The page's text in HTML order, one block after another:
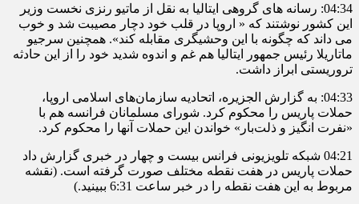
04:34: رسانه های گروهی ایتالیا به نقل از ماتیو رنزی نخست وزیر
این کشور نوشتند که « اروپا در قلب خود دچار مصیبت شد و خوب
می داند که چگونه با این وحشیگری مقابله کند». همچنین سرجیو
ماتاریلا رئیس جمهور ایتالیا هم غم و اندوه شدید خود را از این حادثه
تروریستی ابراز داشت.
04:33: به گزارش الجزیره، اتحادیه سازمان‌های اسلامی اروپا،
حملات پاریس را محکوم کرد. شورای مسلمانان فرانسه هم با
«نفرت انگیز و ذلت‌بار» خواندن این حملات آنها را محکوم کرد.
04:21 شبکه تلویزیونی فرانس بیست و چهار در خبری گزارش داد
حملات پاریس در هفت نقطه مختلف صورت گرفته است. (نقشه
مربوط به این هفت نقطه را در خبر ساعت 6:31 ببینید.)